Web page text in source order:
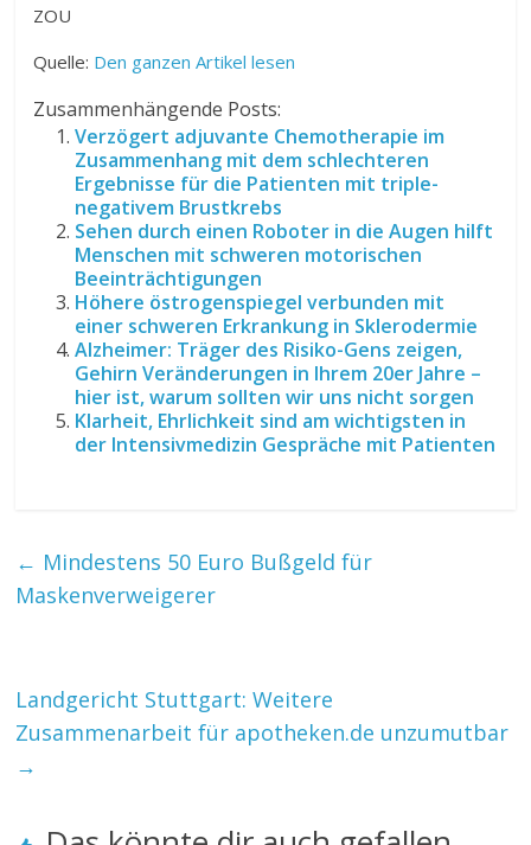
ZOU
Quelle: Den ganzen Artikel lesen
Zusammenhängende Posts:
Verzögert adjuvante Chemotherapie im
Zusammenhang mit dem schlechteren
Ergebnisse für die Patienten mit triple-
negativem Brustkrebs
Sehen durch einen Roboter in die Augen hilft
Menschen mit schweren motorischen
Beeinträchtigungen
Höhere östrogenspiegel verbunden mit
einer schweren Erkrankung in Sklerodermie
Alzheimer: Träger des Risiko-Gens zeigen,
Gehirn Veränderungen in Ihrem 20er Jahre –
hier ist, warum sollten wir uns nicht sorgen
Klarheit, Ehrlichkeit sind am wichtigsten in
der Intensivmedizin Gespräche mit Patienten
← Mindestens 50 Euro Bußgeld für
Maskenverweigerer
Landgericht Stuttgart: Weitere
Zusammenarbeit für apotheken.de unzumutbar
→